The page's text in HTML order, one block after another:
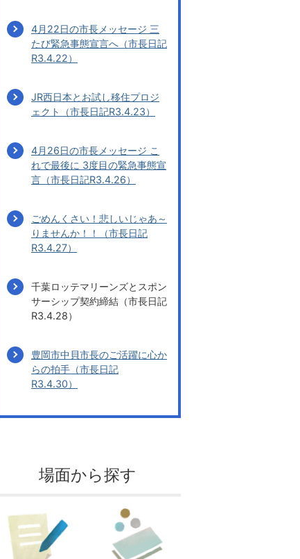
4月22日の市長メッセージ 三
たび緊急事態宣言へ（市長日記
R3.4.22）
JR西日本とお試し移住プロジ
ェクト（市長日記R3.4.23）
4月26日の市長メッセージ こ
れで最後に 3度目の緊急事態宣
言（市長日記R3.4.26）
ごめんくさい！悲しいじゃあ～
りませんか！！（市長日記
R3.4.27）
千葉ロッテマリーンズとスポン
サーシップ契約締結（市長日記
R3.4.28）
豊岡市中貝市長のご活躍に心か
らの拍手（市長日記
R3.4.30）
場面から探す